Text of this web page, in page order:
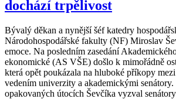
dochází trpělivost
Bývalý děkan a nynější šéf katedry
Národohospodářské fakulty (NF) Miroslav
emoce. Na posledním zasedání
ekonomické (AS VŠE) došlo k mimořádně
která opět poukázala na hluboké příkopy
vedením univerzity a akademickými
opakovaných útocích Ševčíka vyzval